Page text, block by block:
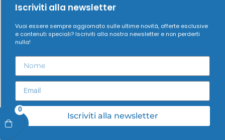
0
Iscriviti alla newsletter
Vuoi essere sempre aggiornato sulle ultime novità, offerte esclusive
e contenuti speciali? Iscriviti alla nostra newsletter e non perderti
nulla!
Iscriviti alla newsletter